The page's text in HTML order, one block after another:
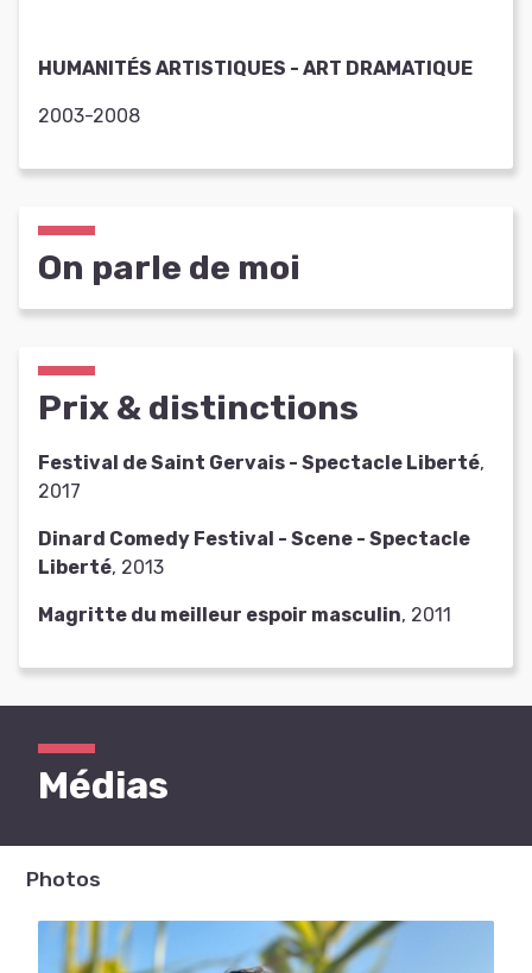
HUMANITÉS ARTISTIQUES - ART DRAMATIQUE
2003-2008
On parle de moi
Prix & distinctions
Festival de Saint Gervais - Spectacle Liberté,
2017
Dinard Comedy Festival - Scene - Spectacle
Liberté, 2013
Magritte du meilleur espoir masculin, 2011
Médias
Photos